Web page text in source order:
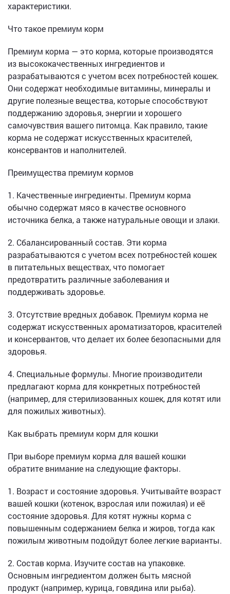
характеристики.
Что такое премиум корм
Премиум корма — это корма, которые производятся
из высококачественных ингредиентов и
разрабатываются с учетом всех потребностей кошек.
Они содержат необходимые витамины, минералы и
другие полезные вещества, которые способствуют
поддержанию здоровья, энергии и хорошего
самочувствия вашего питомца. Как правило, такие
корма не содержат искусственных красителей,
консервантов и наполнителей.
Преимущества премиум кормов
1. Качественные ингредиенты. Премиум корма
обычно содержат мясо в качестве основного
источника белка, а также натуральные овощи и злаки.
2. Сбалансированный состав. Эти корма
разрабатываются с учетом всех потребностей кошек
в питательных веществах, что помогает
предотвратить различные заболевания и
поддерживать здоровье.
3. Отсутствие вредных добавок. Премиум корма не
содержат искусственных ароматизаторов, красителей
и консервантов, что делает их более безопасными для
здоровья.
4. Специальные формулы. Многие производители
предлагают корма для конкретных потребностей
(например, для стерилизованных кошек, для котят или
для пожилых животных).
Как выбрать премиум корм для кошки
При выборе премиум корма для вашей кошки
обратите внимание на следующие факторы.
1. Возраст и состояние здоровья. Учитывайте возраст
вашей кошки (котенок, взрослая или пожилая) и её
состояние здоровья. Для котят нужны корма с
повышенным содержанием белка и жиров, тогда как
пожилым животным подойдут более легкие варианты.
2. Состав корма. Изучите состав на упаковке.
Основным ингредиентом должен быть мясной
продукт (например, курица, говядина или рыба).